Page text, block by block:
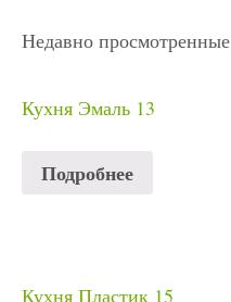
Недавно просмотренные
Кухня Эмаль 13
Подробнее
Кухня Пластик 15